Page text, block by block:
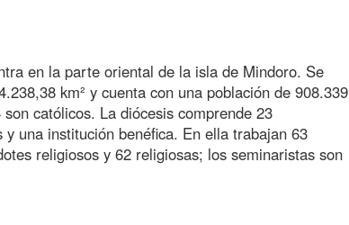
en la parte oriental de la isla de Mindoro. Se
km² y cuenta con una población de 908.339
católicos. La diócesis comprende 23
una institución benéfica. En ella trabajan 63
religiosos y 62 religiosas; los seminaristas son